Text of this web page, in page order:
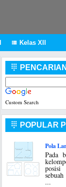
 Kelas XII
 PENCARIAN
Custom Search
 POPULAR
Pola
Pada
posisi
...